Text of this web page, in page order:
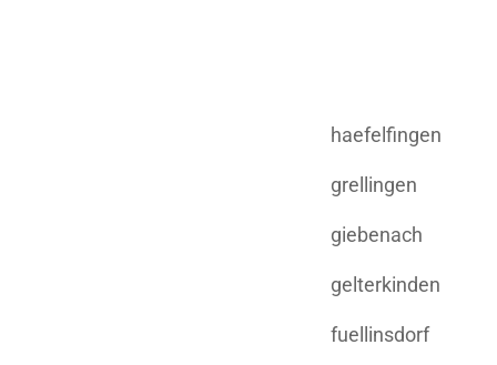
haefelfingen
grellingen
giebenach
gelterkinden
fuellinsdorf